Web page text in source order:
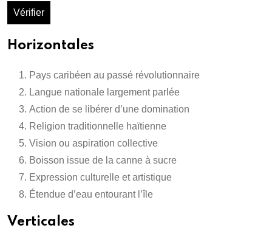
Vérifier
Horizontales
Pays caribéen au passé révolutionnaire
Langue nationale largement parlée
Action de se libérer d’une domination
Religion traditionnelle haïtienne
Vision ou aspiration collective
Boisson issue de la canne à sucre
Expression culturelle et artistique
Étendue d’eau entourant l’île
Verticales